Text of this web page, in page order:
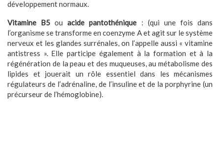
développement normaux.
Vitamine B5ouacide pantothénique : (qui une fois dans
l’organisme se transforme en coenzyme A et agit sur le système
nerveux et les glandes surrénales, on l’appelle aussi « vitamine
antistress ». Elle participe également à la formation et à la
régénération de la peau et des muqueuses, au métabolisme des
lipides et jouerait un rôle essentiel dans les mécanismes
régulateurs de l’adrénaline, de l’insuline et de la porphyrine (un
précurseur de l’hémoglobine).